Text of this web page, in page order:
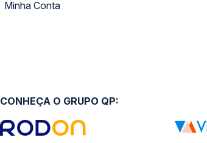
Minha Conta
CONHEÇA O GRUPO QP: